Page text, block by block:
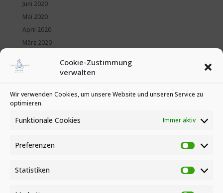
Cookie-Zustimmung
verwalten
Wir verwenden Cookies, um unsere Website und unseren Service zu
optimieren.
Funktionale Cookies Immer aktiv
Preferenzen
Statistiken
Juni 2020
Mai 2020
April 2020
März 2020
Januar 2020
Kategorien
News
Veranstaltungen